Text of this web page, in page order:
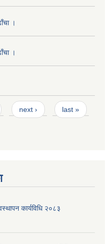
।
।
next › last »
कार्यविधि २०८३